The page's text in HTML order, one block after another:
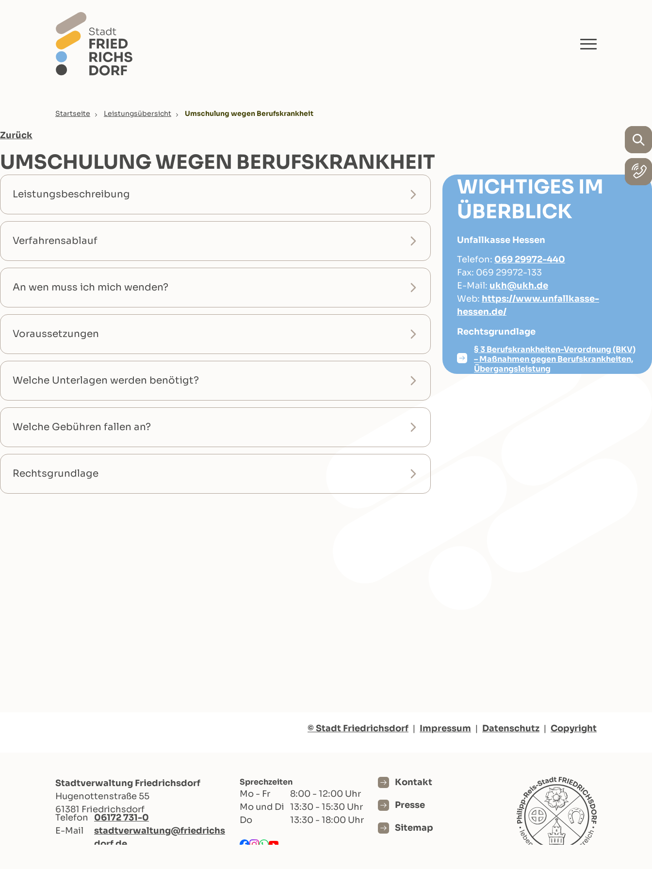
You are here:
Startseite Leistungsübersicht Umschulung wegen Berufskrankheit
Zurück
UMSCHULUNG WEGEN BERUFSKRANKHEIT
Leistungsbeschreibung
Verfahrensablauf
An wen muss ich mich wenden?
Voraussetzungen
Welche Unterlagen werden benötigt?
Welche Gebühren fallen an?
Rechtsgrundlage
WICHTIGES IM
ÜBERBLICK
Unfallkasse Hessen
Telefon: 069 29972-440
Fax: 069 29972-133
E-Mail: ukh@ukh.de
Web: https://www.unfallkasse-
hessen.de/
Rechtsgrundlage
§ 3 Berufskrankheiten-Verordnung (BKV)
– Maßnahmen gegen Berufskrankheiten,
Übergangsleistung
© Stadt Friedrichsdorf | Impressum | Datenschutz | Copyright
Stadtverwaltung Friedrichsdorf
Hugenottenstraße 55
61381 Friedrichsdorf
Telefon
06172 731-0
E-Mail
stadtverwaltung@friedrichs
dorf.de
Sprechzeiten
Mo - Fr
8:00 - 12:00 Uhr
Mo und Di
13:30 - 15:30 Uhr
Do
13:30 - 18:00 Uhr
Kontakt
Presse
Sitemap